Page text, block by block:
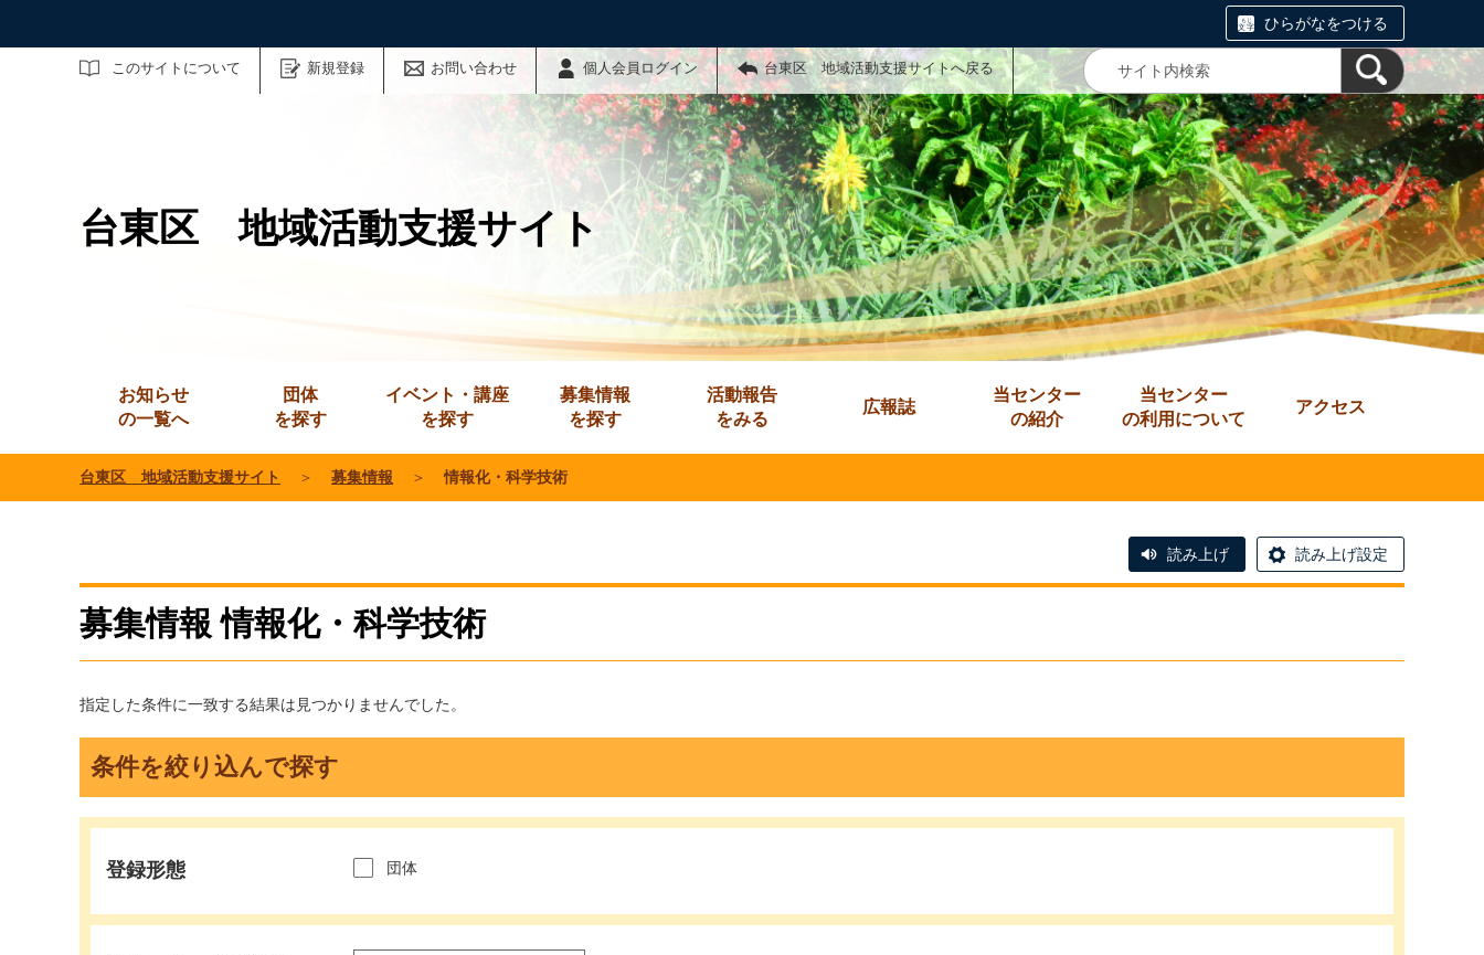
ひらがなをつける
このサイトについて 新規登録 お問い合わせ 個人会員ログイン 台東区 地域活動支援サイトへ戻る
サイト内検索
台東区 地域活動支援サイト
お知らせ
の一覧へ
団体
を探す
イベント・講座
を探す
募集情報
を探す
活動報告
をみる
広報誌
当センター
の紹介
当センター
の利用について
アクセス
台東区 地域活動支援サイト ＞ 募集情報 ＞ 情報化・科学技術
読み上げ 読み上げ設定
募集情報 情報化・科学技術
指定した条件に一致する結果は見つかりませんでした。
条件を絞り込んで探す
登録形態 団体